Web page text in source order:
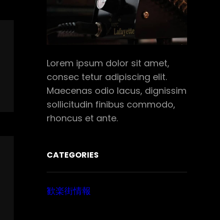
Lorem ipsum dolor sit amet,
consec tetur adipiscing elit.
Maecenas odio lacus, dignissim
sollicitudin finibus commodo,
rhoncus et ante.
CATEGORIES
歓楽街情報